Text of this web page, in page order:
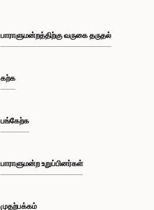
பாராளுமன்றத்திற்கு வருகை தருதல்
கற்க
பங்கேற்க
பாராளுமன்ற உறுப்பினர்கள்
முதற்பக்கம்